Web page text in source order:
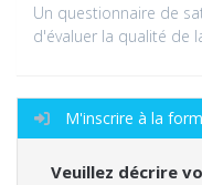
Un questionnaire de
d'évaluer la qualité de
M'inscrire à la
Veuillez décrire